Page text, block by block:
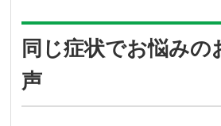
同じ症状でお悩みの
声